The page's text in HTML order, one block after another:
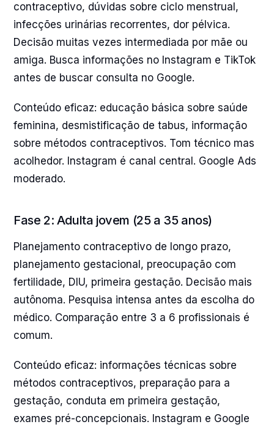
contraceptivo, dúvidas sobre ciclo menstrual,
infecções urinárias recorrentes, dor pélvica.
Decisão muitas vezes intermediada por mãe ou
amiga. Busca informações no Instagram e TikTok
antes de buscar consulta no Google.
Conteúdo eficaz: educação básica sobre saúde
feminina, desmistificação de tabus, informação
sobre métodos contraceptivos. Tom técnico mas
acolhedor. Instagram é canal central. Google Ads
moderado.
Fase 2: Adulta jovem (25 a 35 anos)
Planejamento contraceptivo de longo prazo,
planejamento gestacional, preocupação com
fertilidade, DIU, primeira gestação. Decisão mais
autônoma. Pesquisa intensa antes da escolha do
médico. Comparação entre 3 a 6 profissionais é
comum.
Conteúdo eficaz: informações técnicas sobre
métodos contraceptivos, preparação para a
gestação, conduta em primeira gestação,
exames pré-concepcionais. Instagram e Google